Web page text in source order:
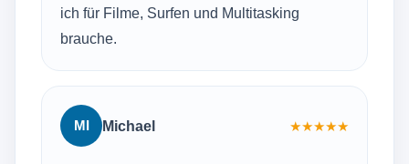
ich für Filme, Surfen und Multitasking
brauche.
MI Michael ★★★★★